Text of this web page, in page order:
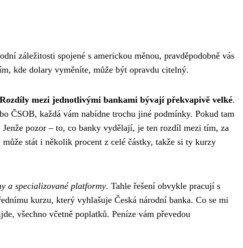
záležitosti spojené s americkou měnou, pravděpodobně vás
kde dolary vyměníte, může být opravdu citelný.
Rozdíly mezi jednotlivými bankami bývají překvapivě velké.
ČSOB, každá vám nabídne trochu jiné podmínky. Pokud tam
pozor – to, co banky vydělají, je ten rozdíl mezi tím, za
stát i několik procent z celé částky, takže si ty kurzy
a specializované platformy. Tahle řešení obvykle pracují s
kurzu, který vyhlašuje Česká národní banka. Co se mi
všechno včetně poplatků. Peníze vám převedou